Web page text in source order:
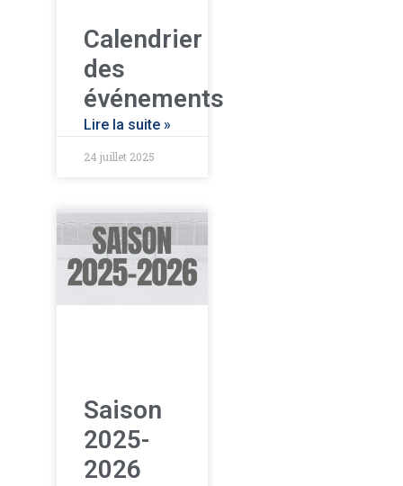
Calendrier
des
événements
Lire la suite »
24 juillet 2025
Saison
2025-
2026